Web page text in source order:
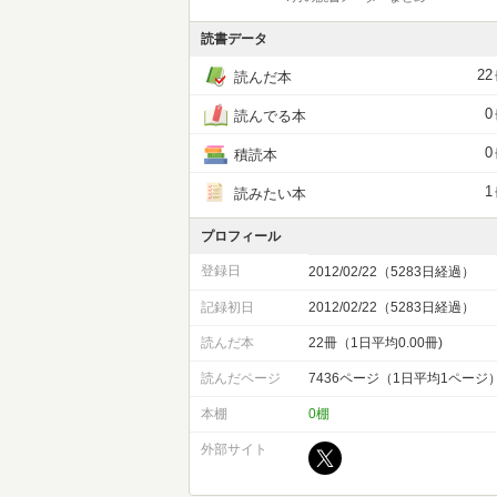
読書データ
読んだ本 22
読んでる本 0
積読本 0
読みたい本 1
プロフィール
登録日 2012/02/22（5283日経過）
記録初日 2012/02/22（5283日経過）
読んだ本 22冊（1日平均0.00冊)
読んだページ 7436ページ（1日平均1ページ）
本棚 0棚
外部サイト